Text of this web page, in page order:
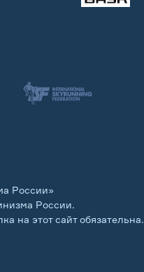
России»
России.
на этот сайт обязательна.